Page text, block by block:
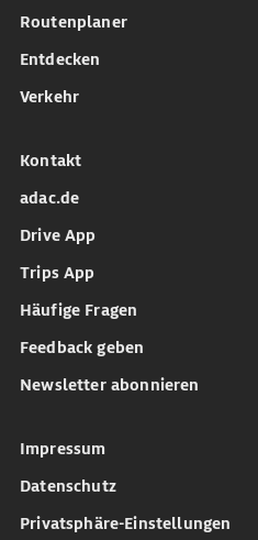
Routenplaner
Entdecken
Verkehr
Kontakt
adac.de
Drive App
Trips App
Häufige Fragen
Feedback geben
Newsletter abonnieren
Impressum
Datenschutz
Privatsphäre-Einstellungen